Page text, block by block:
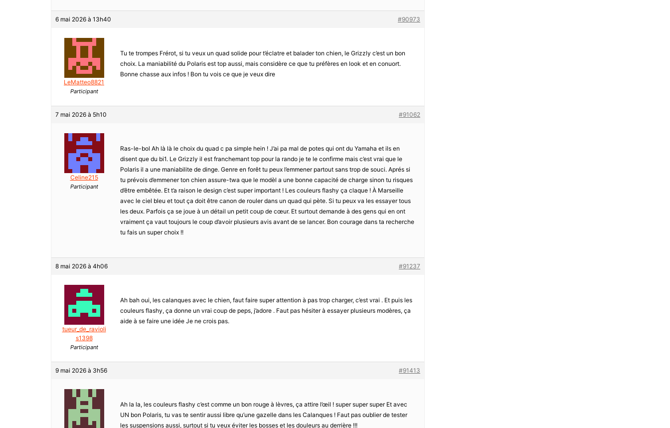
6 mai 2026 à 13h40 #90973
LeMatteo8821
Participant
Tu te trompes Frérot, si tu veux un quad solide pour t’éclatre et balader ton chien, le Grizzly c’est un bon
choix. La maniabilité du Polaris est top aussi, mais considère ce que tu préfères en look et en conuort.
Bonne chasse aux infos ! Bon tu vois ce que je veux dire
7 mai 2026 à 5h10 #91062
Celine215
Participant
Ras-le-bol Ah là là le choix du quad c pa simple hein ! J’ai pa mal de potes qui ont du Yamaha et ils en
disent que du bi1. Le Grizzly il est franchemant top pour la rando je te le confirme mais c’est vrai que le
Polaris il a une maniabilite de dinge. Genre en forêt tu peux l’emmener partout sans trop de souci. Aprés si
tu prévois d’emmener ton chien assure-twa que le modèl a une bonne capacité de charge sinon tu risques
d’être embêtée. Et t’a raison le design c’est super important ! Les couleurs flashy ça claque ! À Marseille
avec le ciel bleu et tout ça doit être canon de rouler dans un quad qui pète. Si tu peux va les essayer tous
les deux. Parfois ça se joue à un détail un petit coup de cœur. Et surtout demande à des gens qui en ont
vraiment ça vaut toujours le coup d’avoir plusieurs avis avant de se lancer. Bon courage dans ta recherche
tu fais un super choix !!
8 mai 2026 à 4h06 #91237
tueur_de_ravioli
s1398
Participant
Ah bah oui, les calanques avec le chien, faut faire super attention à pas trop charger, c’est vrai . Et puis les
couleurs flashy, ça donne un vrai coup de peps, j’adore . Faut pas hésiter à essayer plusieurs modères, ça
aide à se faire une idée Je ne crois pas.
9 mai 2026 à 3h56 #91413
Ah la la, les couleurs flashy c’est comme un bon rouge à lèvres, ça attire l’œil ! super super super Et avec
UN bon Polaris, tu vas te sentir aussi libre qu’une gazelle dans les Calanques ! Faut pas oublier de tester
les suspensions aussi, surtout si tu veux éviter les bosses et les douleurs au derrière !!!